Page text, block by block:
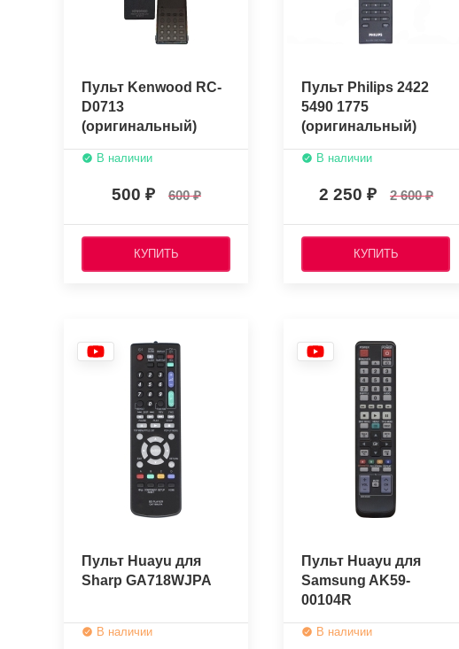
Пульт Kenwood RC-
D0713
(оригинальный)
В наличии
500 600
КУПИТЬ
Пульт Philips 2422
5490 1775
(оригинальный)
В наличии
2 250 2 600
КУПИТЬ
Пульт Huayu для
Sharp GA718WJPA
В наличии
Пульт Huayu для
Samsung AK59-
00104R
В наличии